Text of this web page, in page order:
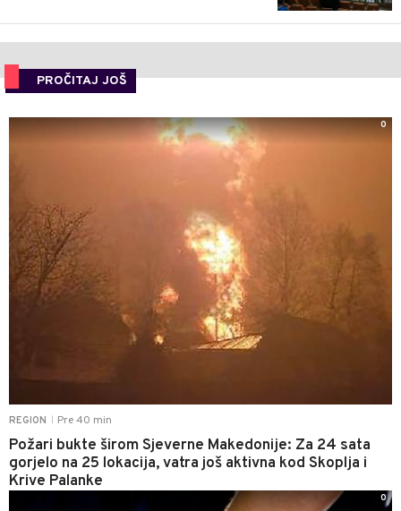
PROČITAJ JOŠ
REGION Pre 40 min
Požari bukte širom Sjeverne Makedonije: Za 24 sata
gorjelo na 25 lokacija, vatra još aktivna kod Skoplja i
Krive Palanke
0
0